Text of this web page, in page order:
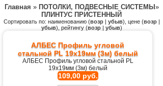
Главная » ПОТОЛКИ, ПОДВЕСНЫЕ СИСТЕМЫ »
ПЛИНТУС ПРИСТЕННЫЙ
Сортировать по: наименованию (возр| убыв), цене (возр|
убыв), рейтингу (возр| убыв)
АЛБЕС Профиль угловой
стальной PL 19х19мм (3м) белый
АЛБЕС Профиль угловой стальной PL
19х19мм (3м) белый
109,00 руб.